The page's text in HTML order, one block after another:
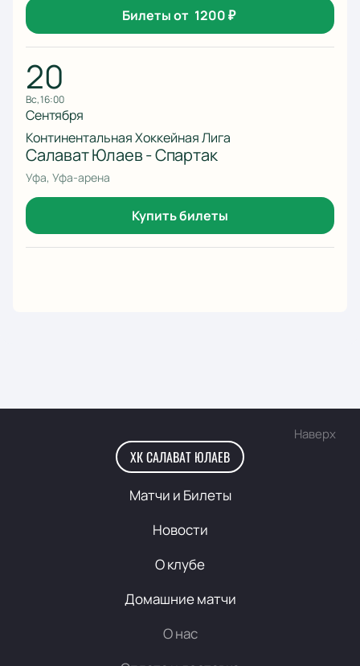
Билеты от 1200₽
20
вс, 16:00
Сентября
Континентальная Хоккейная Лига
Салават Юлаев - Спартак
Уфа, Уфа-арена
Купить билеты
Наверх
ХК САЛАВАТ ЮЛАЕВ
Матчи и Билеты
Новости
О клубе
Домашние матчи
О нас